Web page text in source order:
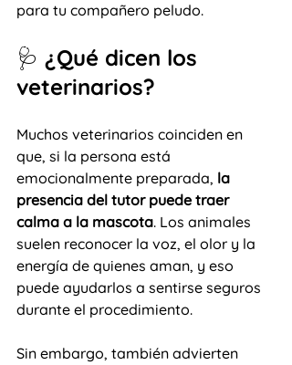
para tu compañero peludo.
🩺 ¿Qué dicen los
veterinarios?
Muchos veterinarios coinciden en
que, si la persona está
emocionalmente preparada, la
presencia del tutor puede traer
calma a la mascota. Los animales
suelen reconocer la voz, el olor y la
energía de quienes aman, y eso
puede ayudarlos a sentirse seguros
durante el procedimiento.
Sin embargo, también advierten